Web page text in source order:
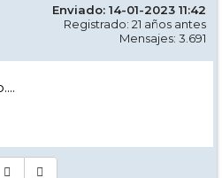
Enviado: 14-01-2023 11:42
Registrado: 21 años antes
Mensajes: 3.691